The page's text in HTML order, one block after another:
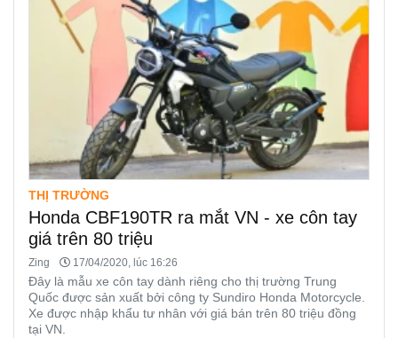
THỊ TRƯỜNG
Honda CBF190TR ra mắt VN - xe côn tay
giá trên 80 triệu
Zing 17/04/2020, lúc 16:26
Đây là mẫu xe côn tay dành riêng cho thị trường Trung
Quốc được sản xuất bởi công ty Sundiro Honda Motorcycle.
Xe được nhập khẩu tư nhân với giá bán trên 80 triệu đồng
tại VN.